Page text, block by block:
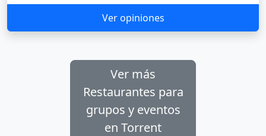
Ver opiniones
Ver más
Restaurantes para
grupos y eventos
en Torrent